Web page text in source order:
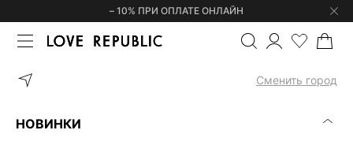
– 10% ПРИ ОПЛАТЕ ОНЛАЙН
Сменить город
НОВИНКИ
ГЛАВНАЯ ПОЛУПРОЗРАЧНАЯ ЮБКА МИДИ